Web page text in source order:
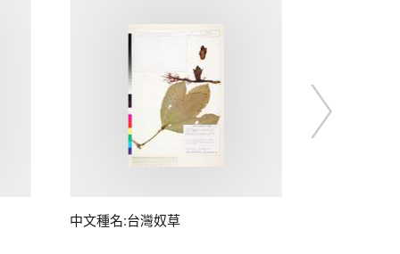
中文種名:台灣奴草